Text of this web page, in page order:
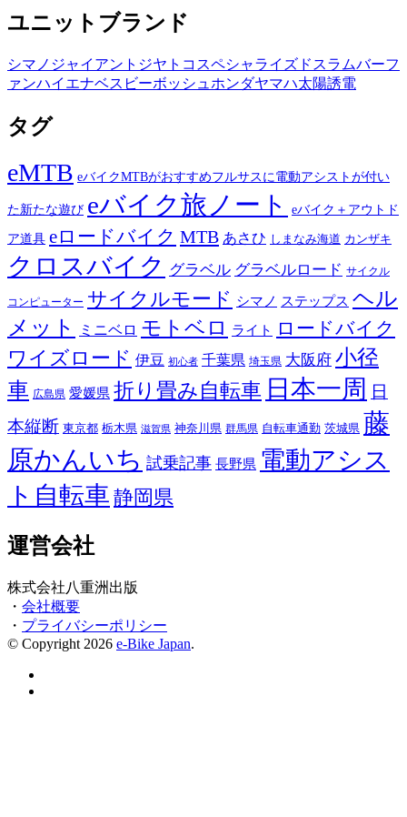
ユニットブランド
シマノ ジャイアント ジヤトコ スペシャライズド スラムバーフ
ァンハイエナベスビーボッシュ ホンダヤマハ太陽誘電
タグ
eMTB eバイクMTBがおすすめフルサスに電動アシストが付い
た新たな遊び eバイク旅ノート
eバイク＋アウトド
ア道具 eロードバイク MTB あさひ しまなみ海道 カンザキ
クロスバイク グラベル グラベルロード サイクル
コンピューター サイクルモード シマノ ステップス ヘル
メット
ミニベロ モトベロ ライト
ロードバイク
ワイズロード 伊豆 初心者 千葉県 埼玉県 大阪府 小径
車 広島県 愛媛県 折り畳み自転車 日本一周
日
本縦断 東京都 栃木県 滋賀県 神奈川県 群馬県 自転車通勤 茨城県 藤
原かんいち 試乗記事 長野県 電動アシス
ト自転車 静岡県
運営会社
株式会社八重洲出版
・ 会社概要
・ プライバシーポリシー
© Copyright 2026 e-Bike Japan.